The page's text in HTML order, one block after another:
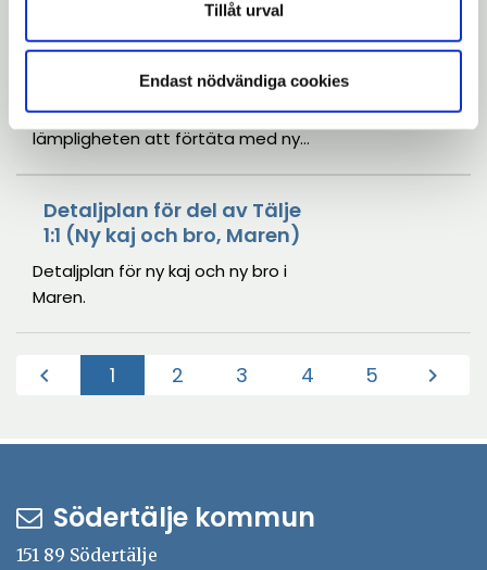
Tillåt urval
Endast nödvändiga cookies
Detaljplan för Daldockan 1
Rikshem som äger fastigheten
Daldockan 1 vill pröva
lämpligheten att förtäta med nya
Detaljplan för del av Tälje
1:1 (Ny kaj och bro, Maren)
Detaljplan för ny kaj och ny bro i
Maren.
chevron_left 1(Aktuell)
2 3 4 5 chevron_right
Södertälje kommun
151 89 Södertälje